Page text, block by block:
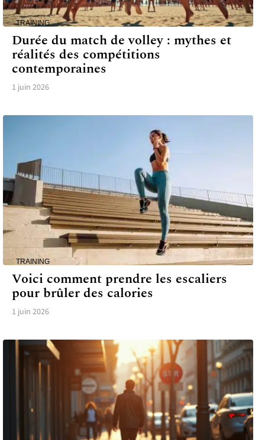
TRAINING
Durée du match de volley : mythes et
réalités des compétitions
contemporaines
1 juin 2026
TRAINING
Voici comment prendre les escaliers
pour brûler des calories
1 juin 2026